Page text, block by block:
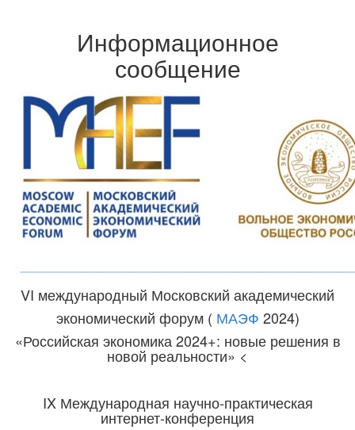
Информационное
сообщение
VI международный Московский академический
экономический форум ( МАЭФ 2024)
«Российская экономика 2024+: новые решения в
новой реальности» <
IX Международная научно-практическая
интернет-конференция